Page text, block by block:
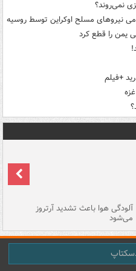
نمی‌روند؟
نیروهای مسلح اوکراین توسط روسیه
یمن را قطع کرد
+فیلم
آلودگی هوا باعث تشدید آرتروز
می‌شود